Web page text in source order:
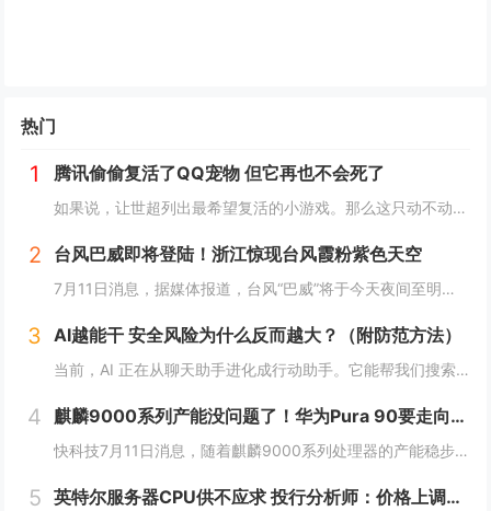
热门
1 腾讯偷偷复活了QQ宠物 但它再也不会死了
如果说，让世超列出最希望复活的小游戏。那么这只动不动就要死，上点班就喊累的胖企鹅，绝对可以排到前列。而就在一个月前，QQ 似乎准备让它回归了。内测上线了全新的 QQ 宠物功能。腾讯偷偷复活了QQ宠物 但它再也不会死了读到这，是不是不少人已经...
2 台风巴威即将登陆！浙江惊现台风霞粉紫色天空
7月11日消息，据媒体报道，台风“巴威”将于今天夜间至明天凌晨在浙江温岭至瑞安一带沿海登陆。中央气象台今天傍晚继续发布台风橙色预警。受台风巴威影响，目前浙江温州洞头风力逐渐增强，当地已发布海浪红色预警，沿海地区防御等级持续提升。值得一提的是...
3 AI越能干 安全风险为什么反而越大？（附防范方法）
当前，AI 正在从聊天助手进化成行动助手。它能帮我们搜索资料、下载软件、运行命令、操作文件，甚至管理账号和邮箱。很多原本需要手动完成的任务，现在只要一句话，AI 就能自动执行。但很多人没有意识到一个问题：当 AI 不再只是“说”，而是开始“...
4 麒麟9000系列产能没问题了！华为Pura 90要走向全球 7月14吉隆坡见
快科技7月11日消息，随着麒麟9000系列处理器的产能稳步释放，华为旗下多款搭载自研旗舰芯片的机型也开始加速向海外市场推进铺货，此前仅在国内市场供应的影像旗舰序列，正式开启大规模出海节奏。现在定位高端旗舰的Pura 90s Pro系列已经率...
5 英特尔服务器CPU供不应求 投行分析师：价格上调也不会对需求造成影响